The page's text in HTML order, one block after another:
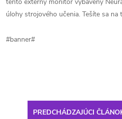
úlohy strojového učenia. Tešíte sa
#banner#
PREDCHÁDZAJÚCI